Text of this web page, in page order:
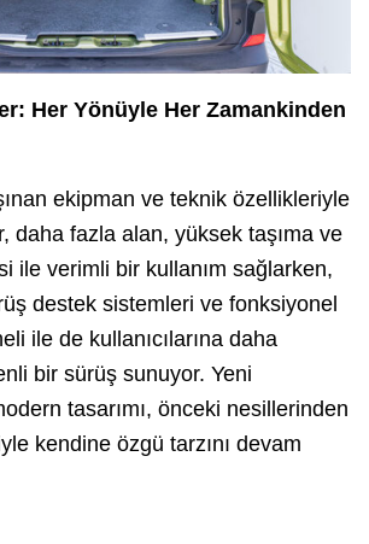
Her Yönüyle Her Zamankinden
ekipman ve teknik özellikleriyle
daha fazla alan, yüksek taşıma ve
ile verimli bir kullanım sağlarken,
destek sistemleri ve fonksiyonel
ile de kullanıcılarına daha
bir sürüş sunuyor. Yeni
tasarımı, önceki nesillerinden
kendine özgü tarzını devam